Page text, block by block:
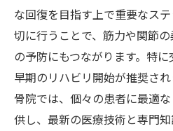
な回復を目指す上で重要なス
切に行うことで、筋力や関節
の予防にもつながります。特に
早期のリハビリ開始が推奨さ
骨院では、個々の患者に最適
供し、最新の医療技術と専門